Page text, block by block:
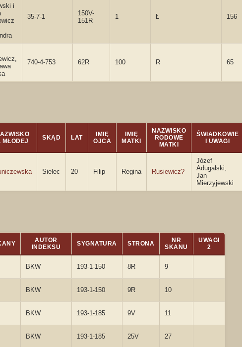
i
35-7-1
150V-
151R
1 Ł 156
740-4-753 62R 100 R 65
MŁODEJ
SKĄD LAT
IMIĘ
OJCA
IMIĘ
MATKI
NAZWISKO
RODOWE
MATKI
ŚWIADKOWIE
I UWAGI
Sielec 20 Filip Regina Rusiewicz?
Józef
Adugalski,
Jan
Mierzyjewski
AUTOR
INDEKSU
SYGNATURA STRONA
NR
SKANU
UWAGI
2
BKW 193-1-150 8R 9
BKW 193-1-150 9R 10
BKW 193-1-185 9V 11
BKW 193-1-185 25V 27